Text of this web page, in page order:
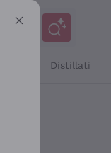
Distillati